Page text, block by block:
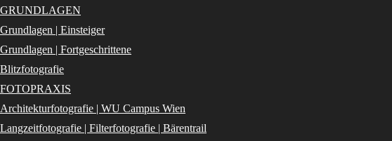
GRUNDLAGEN
Grundlagen | Einsteiger
Grundlagen | Fortgeschrittene
Blitzfotografie
FOTOPRAXIS
Architekturfotografie | WU Campus Wien
Langzeitfotografie | Filterfotografie | Bärentrail